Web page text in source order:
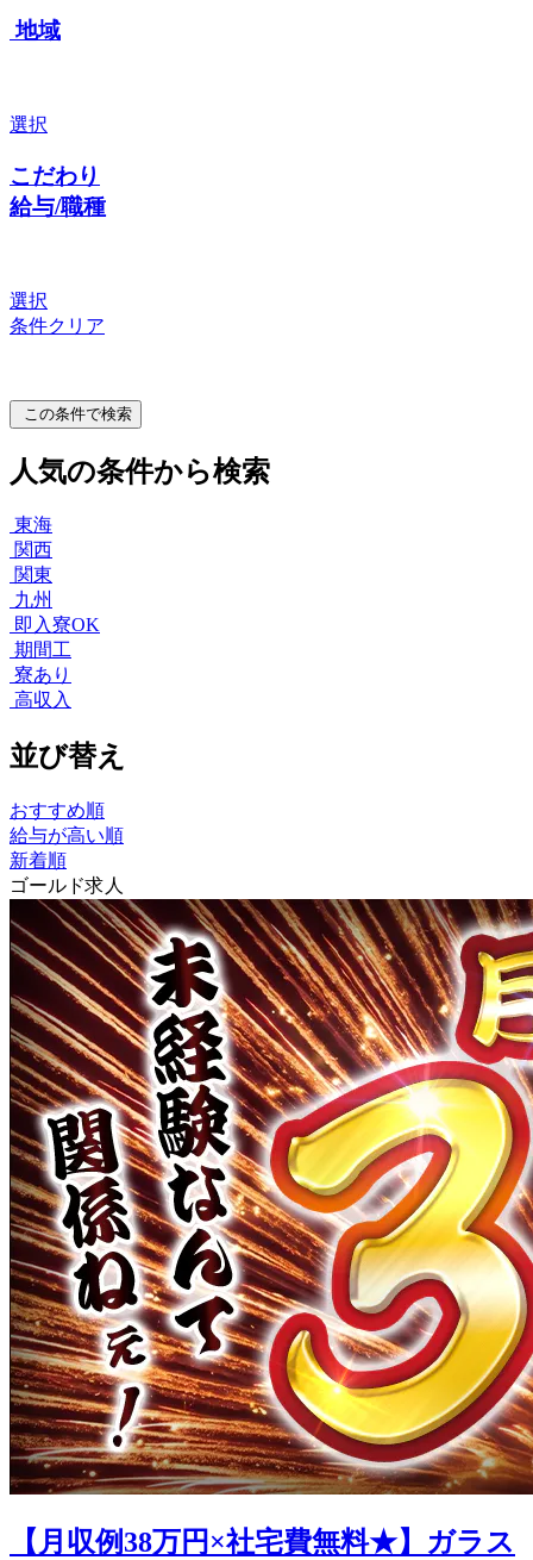
地域
選択
こだわり
給与/職種
選択
条件クリア
この条件で検索
人気の条件から検索
東海
関西
関東
九州
即入寮OK
期間工
寮あり
高収入
並び替え
おすすめ順
給与が高い順
新着順
ゴールド求人
【月収例38万円×社宅費無料★】ガラス